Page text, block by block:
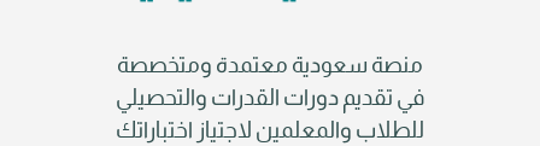
منصة سعودية معتمدة ومتخصصة
في تقديم دورات القدرات والتحصيلي
للطلاب والمعلمين لاجتياز اختباراتك